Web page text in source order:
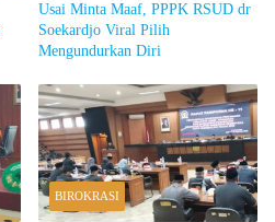
Usai Minta Maaf, PPPK RSUD dr
Soekardjo Viral Pilih
Mengundurkan Diri
BIROKRASI